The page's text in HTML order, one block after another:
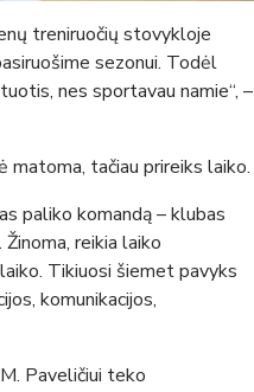
treniruočių stovykloje
sezonui. Todėl
nes sportavau namie“, –
matoma, tačiau prireiks laiko.
paliko komandą – klubas
reikia laiko
Tikiuosi šiemet pavyks
komunikacijos,
Paveličiui teko